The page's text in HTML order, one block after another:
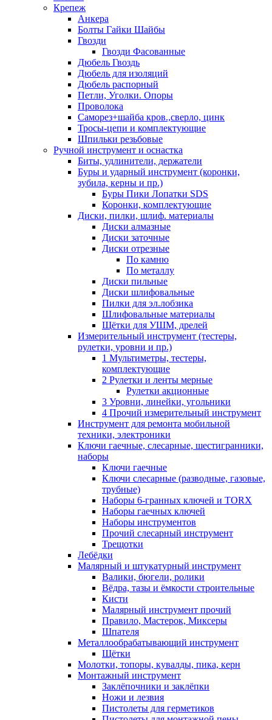
Крепеж
Анкера
Болты Гайки Шайбы
Гвозди
Гвозди Фасованные
Дюбель Гвоздь
Дюбель для изоляций
Дюбель распорный
Петли, Уголки. Опоры
Проволока
Саморез+шайба кров.,сверло, цинк
Тросы-цепи и комплектующие
Шпильки резьбовые
Ручной инструмент и оснастка
Биты, удлинители, держатели
Буры и ударный инструмент (коронки,
зубила, керны и пр.)
Буры Пики Лопатки SDS
Коронки, комплектующие
Диски, пилки, шлиф. материалы
Диски алмазные
Диски заточные
Диски отрезные
По камню
По металлу
Диски пильные
Диски шлифовальные
Пилки для эл.лобзика
Шлифовальные материалы
Щётки для УШМ, дрелей
Измерительный инструмент (тестеры,
рулетки, уровни и пр.)
1 Мультиметры, тестеры,
комплектующие
2 Рулетки и ленты мерные
Рулетки акционные
3 Уровни, линейки, угольники
4 Прочий измерительный инструмент
Инструмент для ремонта мобильной
техники, электроники
Ключи гаечные, слесарные, шестигранники,
наборы
Ключи гаечные
Ключи слесарные (разводные, газовые,
трубные)
Наборы 6-гранных ключей и TORX
Наборы гаечных ключей
Наборы инструментов
Прочий слесарный инструмент
Трещотки
Лебёдки
Малярный и штукатурный инструмент
Валики, бюгели, ролики
Вёдра, тазы и ёмкости строительные
Кисти
Малярный инструмент прочий
Правило, Мастерок, Миксеры
Шпателя
Металлообрабатывающий инструмент
Щётки
Молотки, топоры, кувалды, пика, керн
Монтажный инструмент
Заклёпочники и заклёпки
Ножи и лезвия
Пистолеты для герметиков